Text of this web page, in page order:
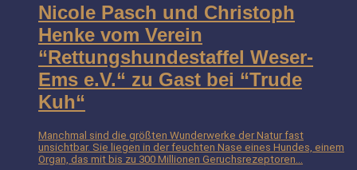
Nicole Pasch und Christoph
Henke vom Verein
“Rettungshundestaffel Weser-
Ems e.V.“ zu Gast bei “Trude
Kuh“
Manchmal sind die größten Wunderwerke der Natur fast
unsichtbar. Sie liegen in der feuchten Nase eines Hundes, einem
Organ, das mit bis zu 300 Millionen Geruchsrezeptoren...